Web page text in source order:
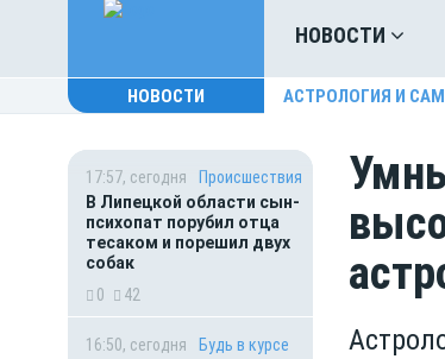
НОВОСТИ
НОВОСТИ АСТРОЛОГИЯ И
17:57, сегодня
Происшествия
В Липецкой области сын-
психопат порубил отца
тесаком и порешил двух
собак
0
42
16:50, сегодня
Будь в курсе